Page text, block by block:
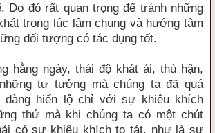
Do đó rất quan trọng để tránh những
trong lúc lâm chung và hướng tâm
đối tượng có tác dụng tốt.
hằng ngày, thái độ khát ái, thù hận,
tư tưởng mà chúng ta đã quá
dàng hiển lộ chỉ với sự khiêu khích
thứ mà khi chúng ta có một chút
có sự khiêu khích to tát, như là sự